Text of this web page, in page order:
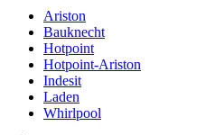
Ariston
Bauknecht
Hotpoint
Hotpoint-Ariston
Indesit
Laden
Whirlpool